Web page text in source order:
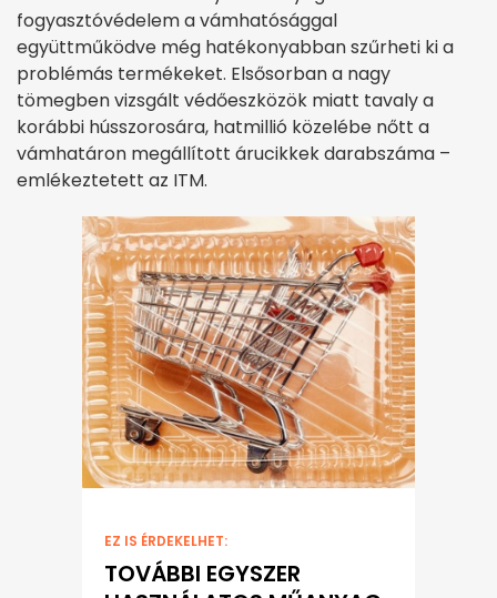
fogyasztóvédelem a vámhatósággal
együttműködve még hatékonyabban szűrheti ki a
problémás termékeket. Elsősorban a nagy
tömegben vizsgált védőeszközök miatt tavaly a
korábbi hússzorosára, hatmillió közelébe nőtt a
vámhatáron megállított árucikkek darabszáma –
emlékeztetett az ITM.
EZ IS ÉRDEKELHET:
TOVÁBBI EGYSZER